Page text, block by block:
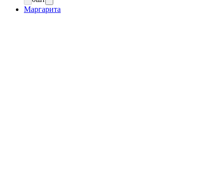
Маргарита